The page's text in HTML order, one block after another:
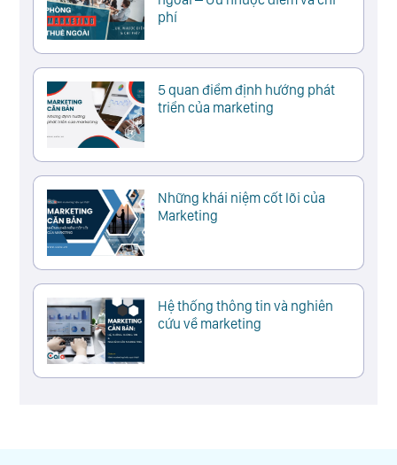
phí
5 quan điểm định hướng phát
triển của marketing
Những khái niệm cốt lõi của
Marketing
Hệ thống thông tin và nghiên
cứu về marketing